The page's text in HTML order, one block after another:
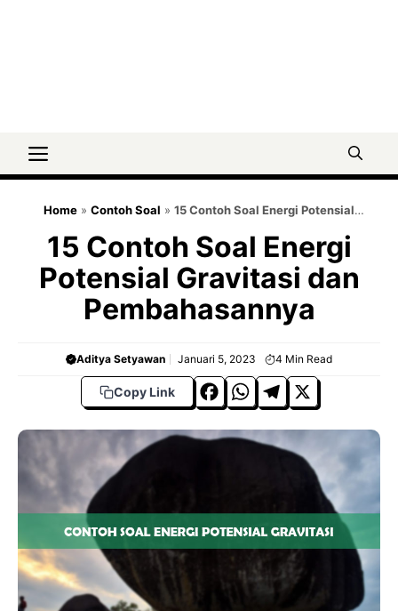
Menu
Home » Contoh Soal » 15 Contoh Soal Energi Potensial
15 Contoh Soal Energi
Potensial Gravitasi dan
Pembahasannya
Aditya Setyawan Januari 5, 2023 4 Min Read
Copy Link
F
a
c
b
o
k
W
h
a
s
A
p
p
T
el
e
r
a
m
X